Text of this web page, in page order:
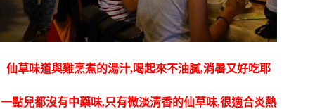
仙草味道與雞烹煮的湯汁,喝起來不油膩,消暑又好吃耶
一點兒都沒有中藥味,只有微淡清香的仙草味,很適合炎熱